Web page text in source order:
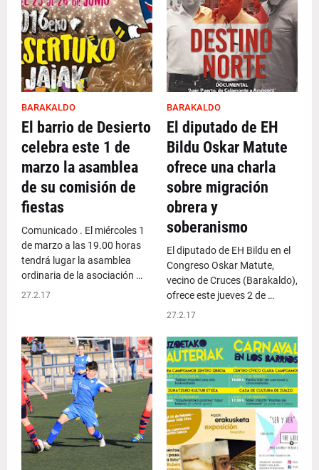
BARAKALDO
El barrio de Desierto
celebra este 1 de
marzo la asamblea
de su comisión de
fiestas
Comunicado . El miércoles 1
de marzo a las 19.00 horas
tendrá lugar la asamblea
ordinaria de la asociación …
27.2.17
BARAKALDO
El diputado de EH
Bildu Oskar Matute
ofrece una charla
sobre migración
obrera y
soberanismo
El diputado de EH Bildu en el
Congreso Oskar Matute,
vecino de Cruces (Barakaldo),
ofrece este jueves 2 de …
27.2.17